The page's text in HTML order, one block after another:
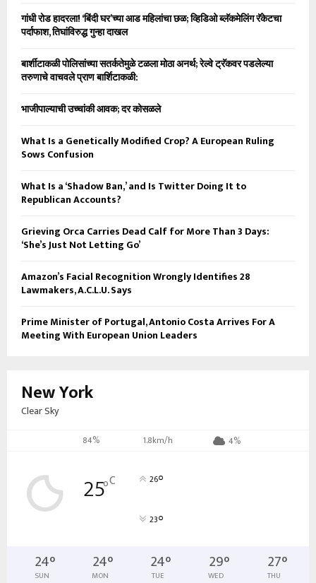
गांधी रोड हादरला! ‘बिंदी घर’च्या आड महिलांचा छळ; व्हिडिओ ब्लॅकमेलिंग रॅकेटचा
पर्दाफाश, तिघांविरुद्ध गुन्हा दाखल
बार्शीटाकळी पोलिसांच्या सतर्कतेमुळे टळला मोठा अनर्थ; रेल्वे ट्रॅकवर पडलेल्या
तरुणाचे वाचवले प्राण बार्शिटाकळी:
भाजीपाल्याची उच्चांकी आवक; दर कोसळले
What Is a Genetically Modified Crop? A European Ruling
Sows Confusion
What Is a ‘Shadow Ban,’ and Is Twitter Doing It to
Republican Accounts?
Grieving Orca Carries Dead Calf for More Than 3 Days:
‘She’s Just Not Letting Go’
Amazon’s Facial Recognition Wrongly Identifies 28
Lawmakers, A.C.L.U. Says
Prime Minister of Portugal, Antonio Costa Arrives For A
Meeting With European Union Leaders
New York
Clear Sky
84% 1.8km/h 4%
25°C 26°
23°
24°
SUN
24°
MON
24°
TUE
29°
WED
27°
THU